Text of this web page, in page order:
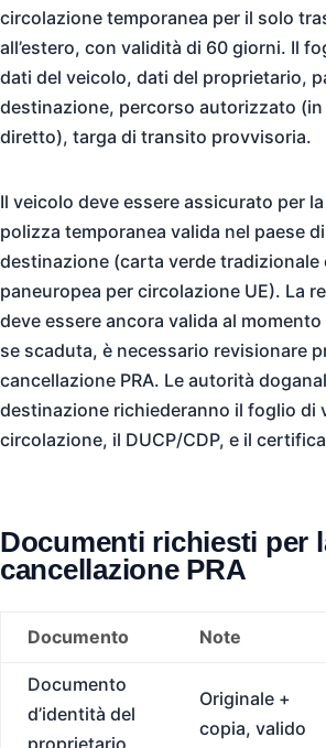
circolazione temporanea per il solo
all’estero, con validità di 60 giorni. Il
dati del veicolo, dati del proprietario,
destinazione, percorso autorizzato (in
diretto), targa di transito provvisoria.
Il veicolo deve essere assicurato per
polizza temporanea valida nel paese
destinazione (carta verde tradizionale
paneuropea per circolazione UE). La
deve essere ancora valida al
se scaduta, è necessario revisionare
cancellazione PRA. Le autorità
destinazione richiederanno il foglio di
circolazione, il DUCP/CDP, e il
Documenti richiesti per
cancellazione PRA
Documento Note
Documento
d’identità del
Originale +
copia, valido